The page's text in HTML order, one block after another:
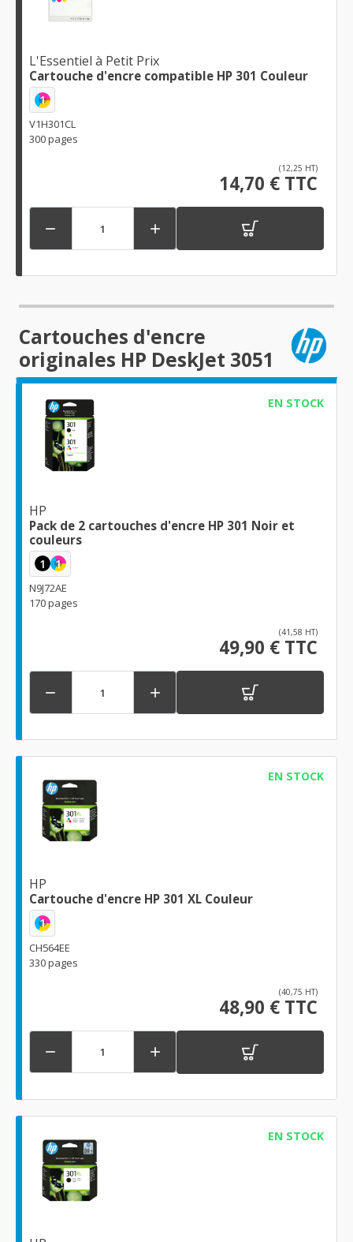
L'Essentiel à Petit Prix
Cartouche d'encre compatible HP 301 Couleur
1
V1H301CL
300 pages
(12,25 HT)
14,70 € TTC
 
Cartouches d'encre
originales HP DeskJet 3051
EN STOCK
HP
Pack de 2 cartouches d'encre HP 301 Noir et
couleurs
1 1
N9J72AE
170 pages
(41,58 HT)
49,90 € TTC
 
EN STOCK
HP
Cartouche d'encre HP 301 XL Couleur
1
CH564EE
330 pages
(40,75 HT)
48,90 € TTC
 
EN STOCK